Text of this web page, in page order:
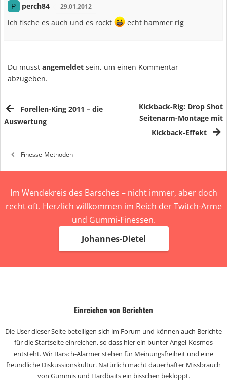
P perch84 29.01.2012
ich fische es auch und es rockt echt hammer rig
Du musst angemeldet sein, um einen Kommentar
abzugeben.
Forellen-King 2011 – die
Auswertung
Kickback-Rig: Drop Shot
Seitenarm-Montage mit
Kickback-Effekt
Finesse-Methoden
Im Wendekreis des Barsches – nicht immer, aber doch
recht oft. Herzlich willkommen im Reich der Twitch-Arme
und Gummi-Finessen.
Johannes-Dietel
Einreichen von Berichten
Die User dieser Seite beteiligen sich im Forum und können auch Berichte
für die Startseite einreichen, so dass hier ein bunter Angel-Kosmos
entsteht. Wir Barsch-Alarmer stehen für Meinungsfreiheit und eine
freundliche Diskussionskultur. Natürlich macht dauerhafter Missbrauch
von Gummis und Hardbaits ein bisschen bekloppt.